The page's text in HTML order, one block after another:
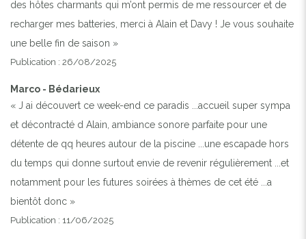
des hôtes charmants qui m’ont permis de me ressourcer et de
recharger mes batteries, merci à Alain et Davy ! Je vous souhaite
une belle fin de saison »
Publication : 26/08/2025
Marco - Bédarieux
« J ai découvert ce week-end ce paradis ...accueil super sympa
et décontracté d Alain, ambiance sonore parfaite pour une
détente de qq heures autour de la piscine ...une escapade hors
du temps qui donne surtout envie de revenir régulièrement ...et
notamment pour les futures soirées à thèmes de cet été ...a
bientôt donc »
Publication : 11/06/2025